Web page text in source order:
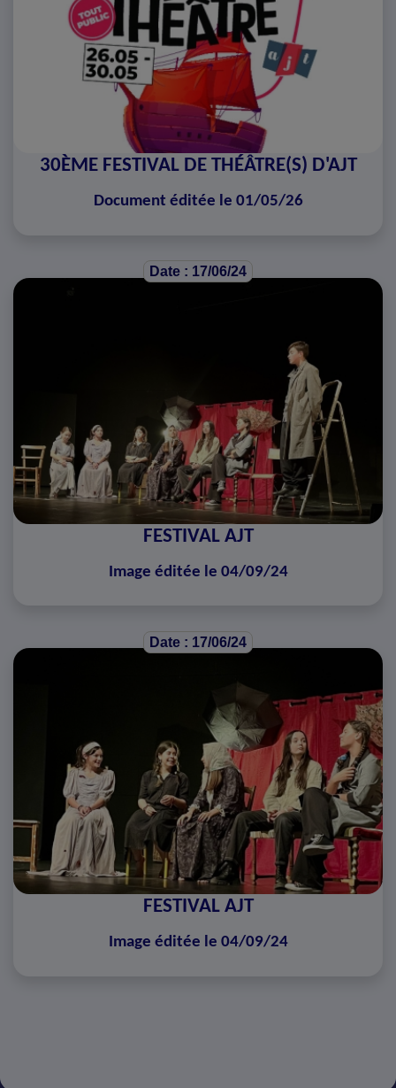
30ÈME FESTIVAL DE THÉÂTRE(S) D'AJT
Document éditée le 01/05/26
Date : 17/06/24
FESTIVAL AJT
Image éditée le 04/09/24
Date : 17/06/24
FESTIVAL AJT
Image éditée le 04/09/24